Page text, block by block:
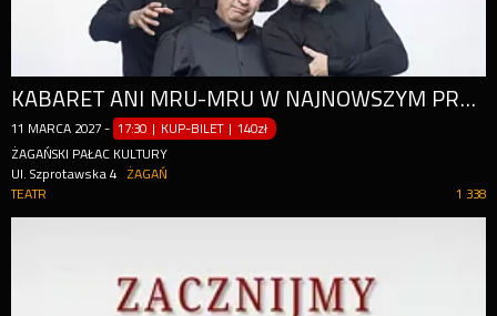
KABARET ANI MRU-MRU W NAJNOWSZYM PROGRAMIE "MNIEJ WIĘCEJ"
11 MARCA 2027 - 17:30 | KUP-BILET |140zł
ŻAGAŃSKI PAŁAC KULTURY
Ul. Szprotawska 4
ŻAGAŃ
1 338
TEATR